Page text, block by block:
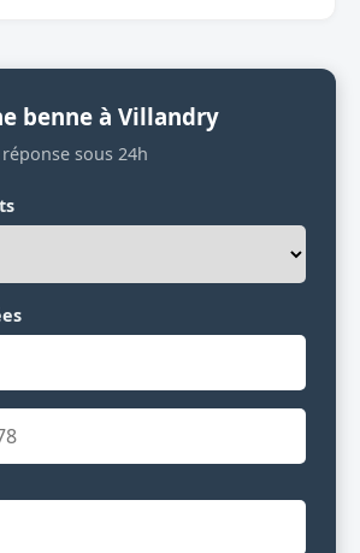
benne à Villandry
sous 24h